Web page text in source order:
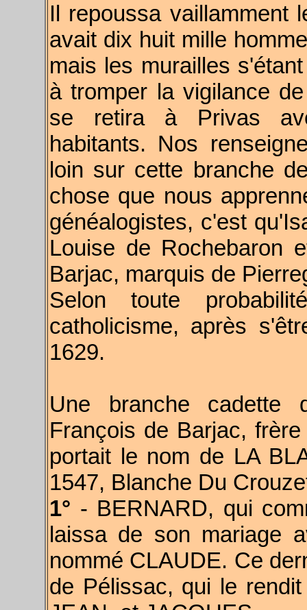
Il repoussa vaillamment
avait dix huit mille
mais les murailles
à tromper la vigilance
se retira à Privas
habitants. Nos
loin sur cette branche
chose que nous
généalogistes, c'est
Louise de Rochebaron
Barjac, marquis de
Selon toute
catholicisme, après
1629.
Une branche cadette
François de Barjac,
portait le nom de LA
1547, Blanche Du
1° - BERNARD, qui
laissa de son mariage
nommé CLAUDE. Ce
de Pélissac, qui le